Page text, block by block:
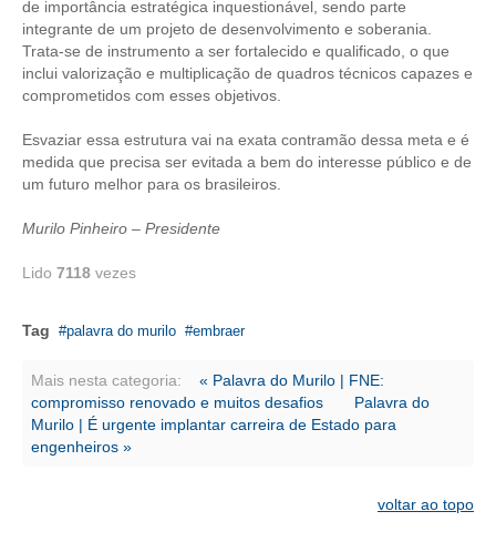
CONTATO
ENGENHEIRO EMPREENDEDOR
SEESP EDUCAÇÃO
PLATAFORMAS GRATUITAS
BENEFÍCIOS
PLANO DE SAÚDE
SEESPPREV
de importância estratégica inquestionável, sendo parte
integrante de um projeto de desenvolvimento e soberania.
Trata-se de instrumento a ser fortalecido e qualificado, o que
inclui valorização e multiplicação de quadros técnicos capazes e
comprometidos com esses objetivos.
Esvaziar essa estrutura vai na exata contramão dessa meta e é
medida que precisa ser evitada a bem do interesse público e de
um futuro melhor para os brasileiros.
Murilo Pinheiro – Presidente
Lido 7118 vezes
Tag palavra do murilo embraer
Mais nesta categoria:
« Palavra do Murilo | FNE:
compromisso renovado e muitos desafios
Palavra do
Murilo | É urgente implantar carreira de Estado para
engenheiros »
voltar ao topo